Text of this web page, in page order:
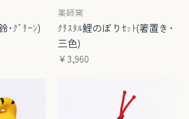
･ｸﾞﾘｰﾝ)
薬師窯
ｸﾘｽﾀﾙ鯉のぼりｾｯﾄ(箸置き･
三色)
¥3,960